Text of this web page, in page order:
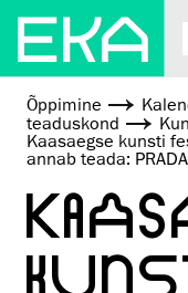
Õppimine
teaduskond
Kaasaegse kunsti
annab teada: PRADA